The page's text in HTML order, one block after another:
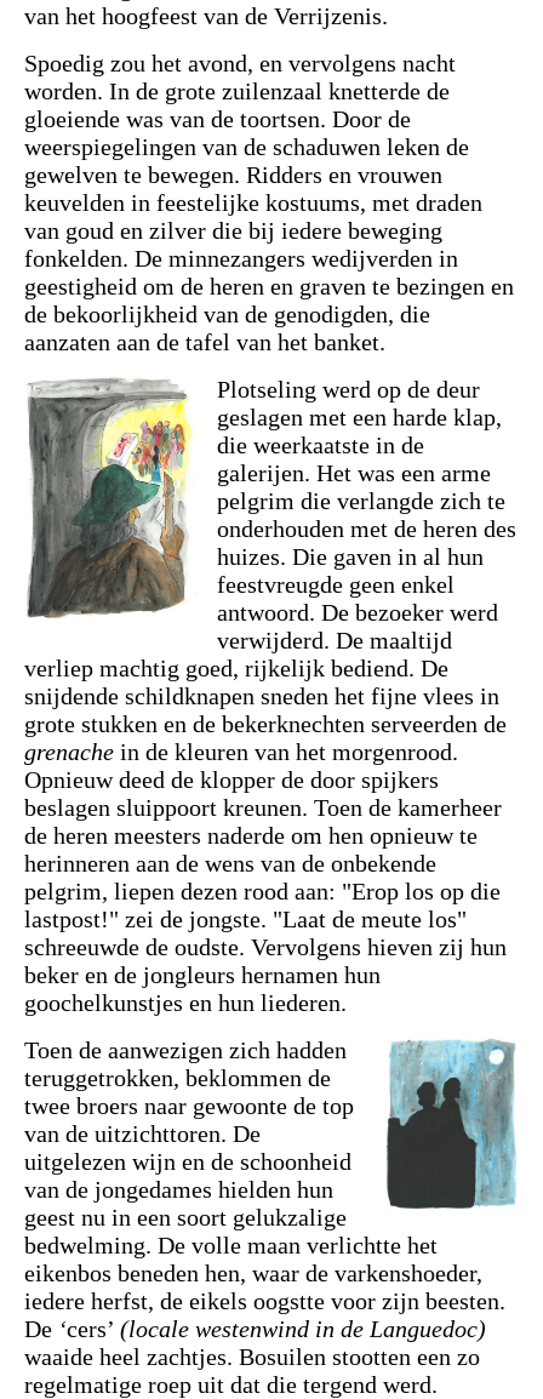
van het hoogfeest van de Verrijzenis.
Spoedig zou het avond, en vervolgens nacht
worden. In de grote zuilenzaal knetterde de
gloeiende was van de toortsen. Door de
weerspiegelingen van de schaduwen leken de
gewelven te bewegen. Ridders en vrouwen
keuvelden in feestelijke kostuums, met draden
van goud en zilver die bij iedere beweging
fonkelden. De minnezangers wedijverden in
geestigheid om de heren en graven te bezingen en
de bekoorlijkheid van de genodigden, die
aanzaten aan de tafel van het banket.
Plotseling werd op de deur
geslagen met een harde klap,
die weerkaatste in de
galerijen. Het was een arme
pelgrim die verlangde zich te
onderhouden met de heren des
huizes. Die gaven in al hun
feestvreugde geen enkel
antwoord. De bezoeker werd
verwijderd. De maaltijd
verliep machtig goed, rijkelijk bediend. De
snijdende schildknapen sneden het fijne vlees in
grote stukken en de bekerknechten serveerden de
grenache in de kleuren van het morgenrood.
Opnieuw deed de klopper de door spijkers
beslagen sluippoort kreunen. Toen de kamerheer
de heren meesters naderde om hen opnieuw te
herinneren aan de wens van de onbekende
pelgrim, liepen dezen rood aan: "Erop los op die
lastpost!" zei de jongste. "Laat de meute los"
schreeuwde de oudste. Vervolgens hieven zij hun
beker en de jongleurs hernamen hun
goochelkunstjes en hun liederen.
Toen de aanwezigen zich hadden
teruggetrokken, beklommen de
twee broers naar gewoonte de top
van de uitzichttoren. De
uitgelezen wijn en de schoonheid
van de jongedames hielden hun
geest nu in een soort gelukzalige
bedwelming. De volle maan verlichtte het
eikenbos beneden hen, waar de varkenshoeder,
iedere herfst, de eikels oogstte voor zijn beesten.
De ‘cers’ (locale westenwind in de Languedoc)
waaide heel zachtjes. Bosuilen stootten een zo
regelmatige roep uit dat die tergend werd.